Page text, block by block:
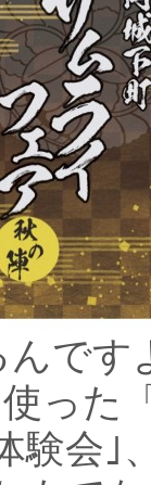
です
った
験会